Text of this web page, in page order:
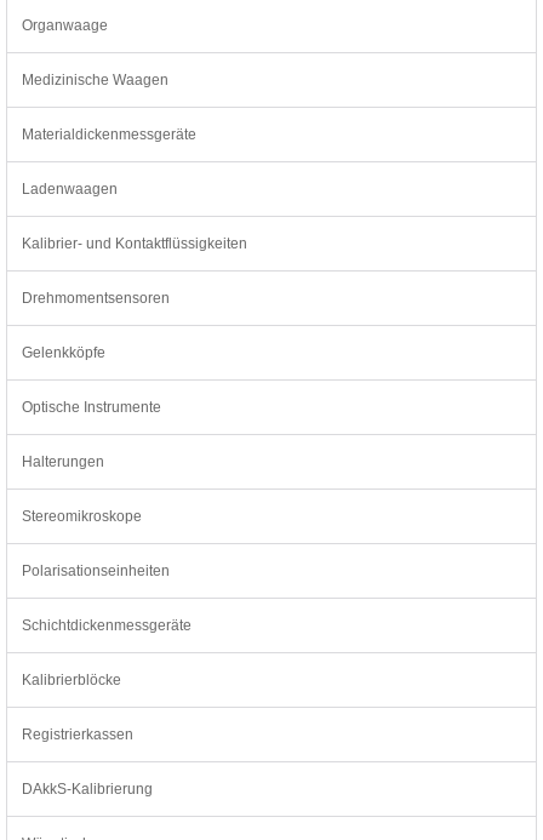
Organwaage
Medizinische Waagen
Materialdickenmessgeräte
Ladenwaagen
Kalibrier- und Kontaktflüssigkeiten
Drehmomentsensoren
Gelenkköpfe
Optische Instrumente
Halterungen
Stereomikroskope
Polarisationseinheiten
Schichtdickenmessgeräte
Kalibrierblöcke
Registrierkassen
DAkkS-Kalibrierung